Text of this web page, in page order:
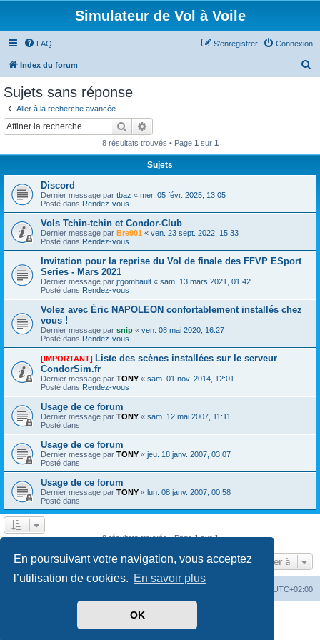
En poursuivant votre navigation, vous acceptez
l’utilisation de cookies. En savoir plus
OK
Simulateur de Vol à Voile
FAQ Connexion
S’enregistrer
Index du forum
Sujets sans réponse
Aller à la recherche avancée
Rechercher
8 résultats trouvés • Page 1 sur 1
Sujets
Discord
Dernier message par tbaz « mer. 05 févr. 2025, 13:05
Posté dans Rendez-vous
Vols Tchin-tchin et Condor-Club
Dernier message par Bre901 « ven. 23 sept. 2022, 15:33
Posté dans Rendez-vous
Invitation pour la reprise du Vol de finale des FFVP ESport
Series - Mars 2021
Dernier message par jfgombault « sam. 13 mars 2021, 01:42
Posté dans Rendez-vous
Volez avec Éric NAPOLEON confortablement installés chez
vous !
Dernier message par snip « ven. 08 mai 2020, 16:27
Posté dans Rendez-vous
[IMPORTANT] Liste des scènes installées sur le serveur
CondorSim.fr
Dernier message par TONY « sam. 01 nov. 2014, 12:01
Posté dans Rendez-vous
Usage de ce forum
Dernier message par TONY « sam. 12 mai 2007, 11:11
Posté dans
Usage de ce forum
Dernier message par TONY « jeu. 18 janv. 2007, 03:07
Posté dans
Usage de ce forum
Dernier message par TONY « lun. 08 janv. 2007, 00:58
Posté dans
8 résultats trouvés • Page1sur1
Aller à
UTC+02:00
phpBB ® Forum Software © phpBB Limited
phpBB-fr.com